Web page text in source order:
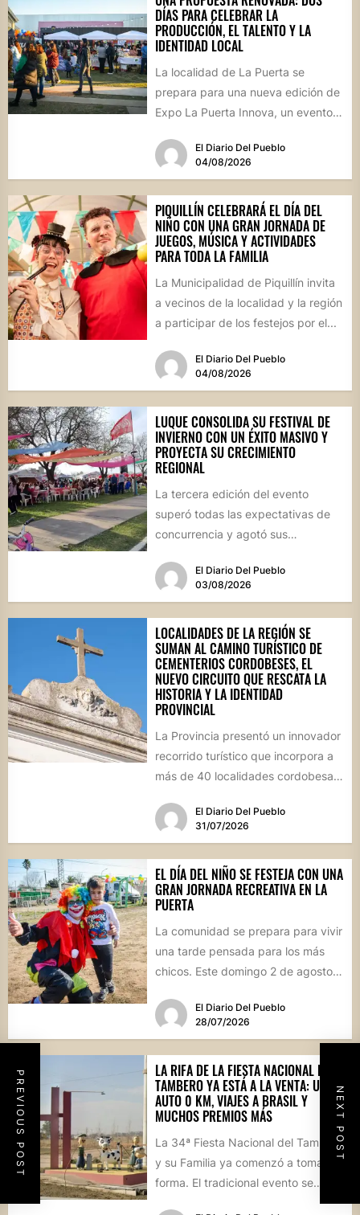
PREVIOUS POST NEXT POST
DÍAS PARA CELEBRAR LA
PRODUCCIÓN, EL TALENTO Y LA
IDENTIDAD LOCAL
La localidad de La Puerta se
prepara para una nueva edición de
Expo La Puerta Innova, un evento
El Diario Del Pueblo
04/08/2026
PIQUILLÍN CELEBRARÁ EL DÍA DEL
NIÑO CON UNA GRAN JORNADA DE
JUEGOS, MÚSICA Y ACTIVIDADES
PARA TODA LA FAMILIA
La Municipalidad de Piquillín invita
a vecinos de la localidad y la región
a participar de los festejos por el...
El Diario Del Pueblo
04/08/2026
LUQUE CONSOLIDA SU FESTIVAL DE
INVIERNO CON UN ÉXITO MASIVO Y
PROYECTA SU CRECIMIENTO
REGIONAL
La tercera edición del evento
superó todas las expectativas de
concurrencia y agotó sus
marco, el...El Diario Del Pueblo
03/08/2026
LOCALIDADES DE LA REGIÓN SE
SUMAN AL CAMINO TURÍSTICO DE
CEMENTERIOS CORDOBESES, EL
NUEVO CIRCUITO QUE RESCATA LA
HISTORIA Y LA IDENTIDAD
PROVINCIAL
La Provincia presentó un innovador
recorrido turístico que incorpora a
más de 40 localidades cordobesas
patrimonial....El Diario Del Pueblo
31/07/2026
EL DÍA DEL NIÑO SE FESTEJA CON UNA
GRAN JORNADA RECREATIVA EN LA
PUERTA
La comunidad se prepara para vivir
una tarde pensada para los más
chicos. Este domingo 2 de agosto,
El Diario Del Pueblo
28/07/2026
LA RIFA DE LA FIESTA NACIONAL DEL
TAMBERO YA ESTÁ A LA VENTA: UN
AUTO 0 KM, VIAJES A BRASIL Y
MUCHOS PREMIOS MÁS
La 34ª Fiesta Nacional del Tambero
y su Familia ya comenzó a tomar
forma. El tradicional evento se